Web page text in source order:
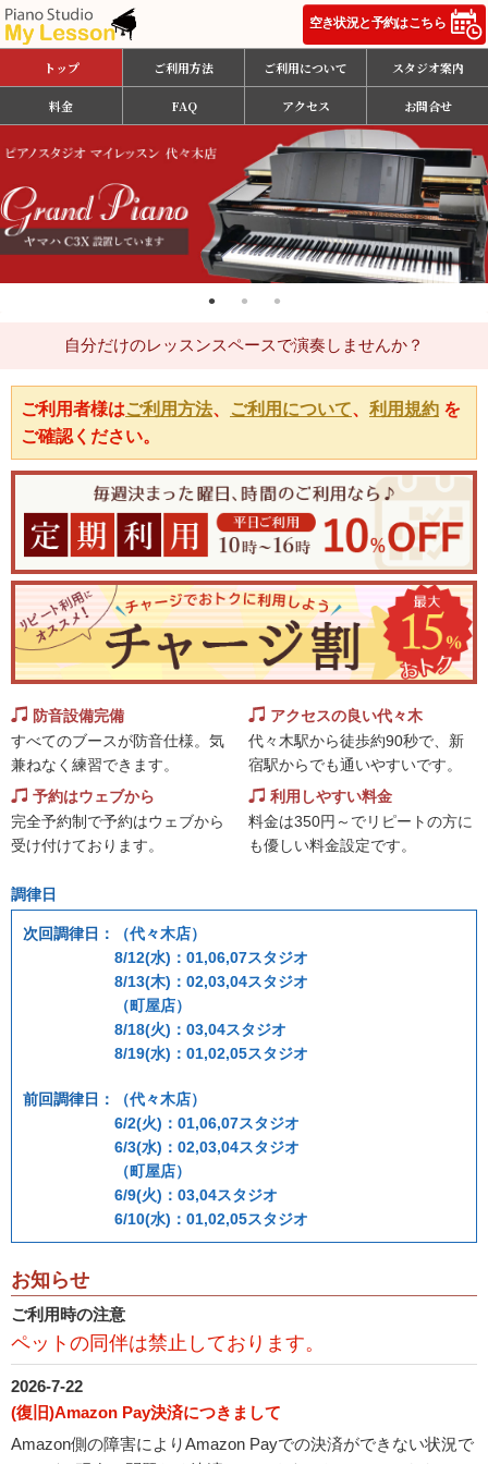
トップ ご利用方法 ご利用について スタジオ案内
料金 FAQ アクセス お問合せ
自分だけのレッスンスペースで演奏しませんか？
ご利用者様はご利用方法、 ご利用について、 利用規約 を
ご確認ください。
防音設備完備
すべてのブースが防音仕様。気
兼ねなく練習できます。
アクセスの良い代々木
代々木駅から徒歩約90秒で、新
宿駅からでも通いやすいです。
予約はウェブから
完全予約制で予約はウェブから
受け付けております。
利用しやすい料金
料金は350円～でリピートの方に
も優しい料金設定です。
調律日
次回調律日：
（代々木店）
8/12(水)：01,06,07スタジオ
8/13(木)：02,03,04スタジオ
（町屋店）
8/18(火)：03,04スタジオ
8/19(水)：01,02,05スタジオ
前回調律日：
（代々木店）
6/2(火)：01,06,07スタジオ
6/3(水)：02,03,04スタジオ
（町屋店）
6/9(火)：03,04スタジオ
6/10(水)：01,02,05スタジオ
お知らせ
ご利用時の注意
ペットの同伴は禁止しております。
2026-7-22
(復旧)Amazon Pay決済につきまして
Amazon側の障害によりAmazon Payでの決済ができない状況で